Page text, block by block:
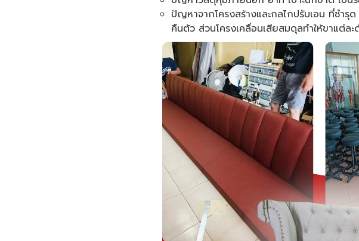
ปัญหาจากโครงสร้างและกลไกปรับเอน ที่ชำ
คืนตัว ส่วนโครงเคลื่อนเสียสมดุลทำให้ขาแต่ล